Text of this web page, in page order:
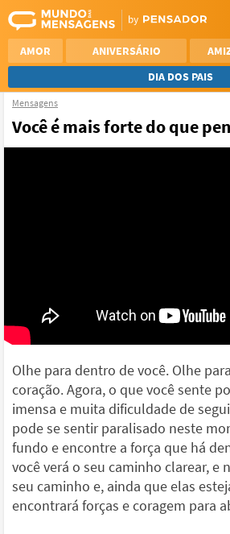
AMOR ANIVERSÁRIO
DIA DOS PAIS
REFLEXÃO
SAUDADE
Mensagens
Você é mais forte do que
Olhe para dentro de você. Olhe
coração. Agora, o que você sente
imensa e muita dificuldade de
pode se sentir paralisado neste
fundo e encontre a força que há
você verá o seu caminho clarear, e
seu caminho e, ainda que elas
encontrará forças e coragem para